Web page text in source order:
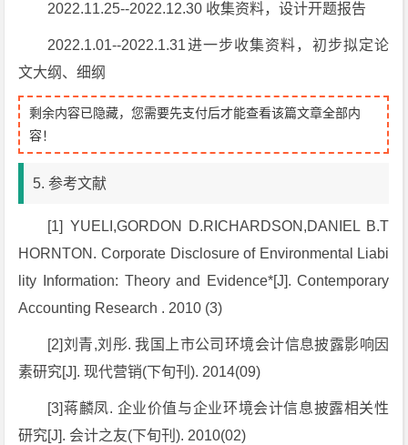
2022.11.25--2022.12.30 收集资料，设计开题报告
2022.1.01--2022.1.31进一步收集资料，初步拟定论
文大纲、细纲
剩余内容已隐藏，您需要先支付后才能查看该篇文章全部内
容！
5. 参考文献
[1] YUELI,GORDON D.RICHARDSON,DANIEL B.T
HORNTON. Corporate Disclosure of Environmental Liabi
lity Information: Theory and Evidence*[J]. Contemporary
Accounting Research . 2010 (3)
[2]刘青,刘彤. 我国上市公司环境会计信息披露影响因
素研究[J]. 现代营销(下旬刊). 2014(09)
[3]蒋麟凤. 企业价值与企业环境会计信息披露相关性
研究[J]. 会计之友(下旬刊). 2010(02)